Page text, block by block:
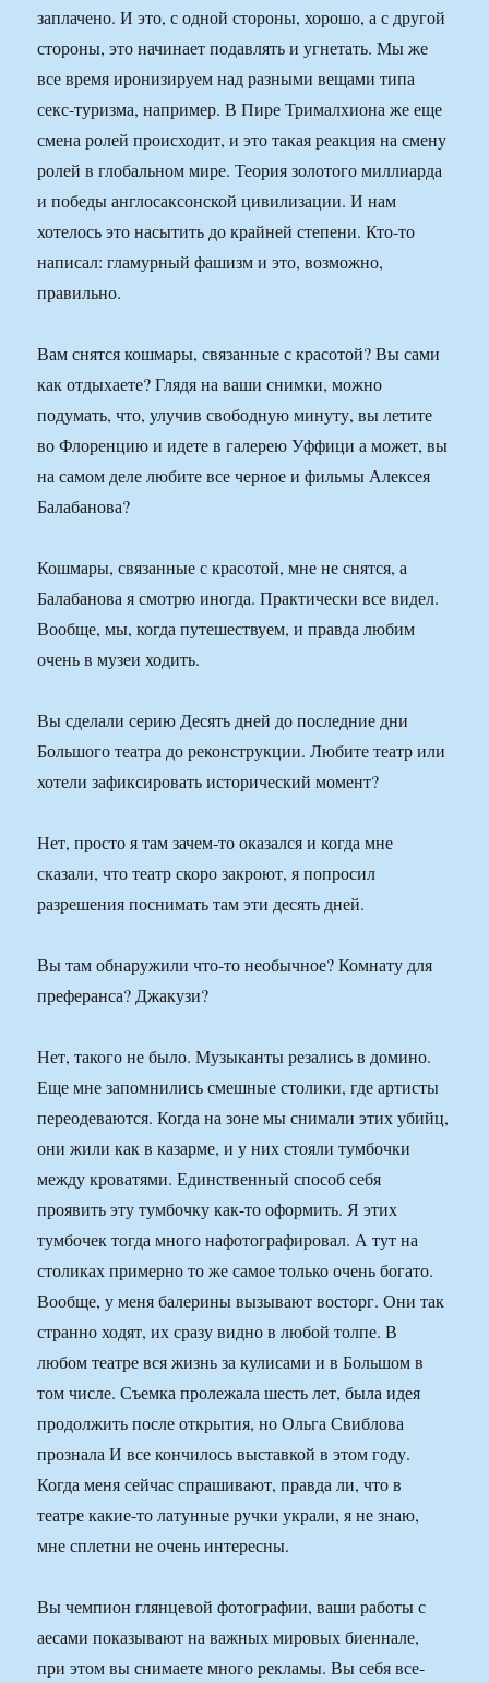
заплачено. И это, с одной стороны, хорошо, а с другой
стороны, это начинает подавлять и угнетать. Мы же
все время иронизируем над разными вещами типа
секс-туризма, например. В Пире Трималхиона же еще
смена ролей происходит, и это такая реакция на смену
ролей в глобальном мире. Теория золотого миллиарда
и победы англосаксонской цивилизации. И нам
хотелось это насытить до крайней степени. Кто-то
написал: гламурный фашизм и это, возможно,
правильно.
Вам снятся кошмары, связанные с красотой? Вы сами
как отдыхаете? Глядя на ваши снимки, можно
подумать, что, улучив свободную минуту, вы летите
во Флоренцию и идете в галерею Уффици а может, вы
на самом деле любите все черное и фильмы Алексея
Балабанова?
Кошмары, связанные с красотой, мне не снятся, а
Балабанова я смотрю иногда. Практически все видел.
Вообще, мы, когда путешествуем, и правда любим
очень в музеи ходить.
Вы сделали серию Десять дней до последние дни
Большого театра до реконструкции. Любите театр или
хотели зафиксировать исторический момент?
Нет, просто я там зачем-то оказался и когда мне
сказали, что театр скоро закроют, я попросил
разрешения поснимать там эти десять дней.
Вы там обнаружили что-то необычное? Комнату для
преферанса? Джакузи?
Нет, такого не было. Музыканты резались в домино.
Еще мне запомнились смешные столики, где артисты
переодеваются. Когда на зоне мы снимали этих убийц,
они жили как в казарме, и у них стояли тумбочки
между кроватями. Единственный способ себя
проявить эту тумбочку как-то оформить. Я этих
тумбочек тогда много нафотографировал. А тут на
столиках примерно то же самое только очень богато.
Вообще, у меня балерины вызывают восторг. Они так
странно ходят, их сразу видно в любой толпе. В
любом театре вся жизнь за кулисами и в Большом в
том числе. Съемка пролежала шесть лет, была идея
продолжить после открытия, но Ольга Свиблова
прознала И все кончилось выставкой в этом году.
Когда меня сейчас спрашивают, правда ли, что в
театре какие-то латунные ручки украли, я не знаю,
мне сплетни не очень интересны.
Вы чемпион глянцевой фотографии, ваши работы с
аесами показывают на важных мировых биеннале,
при этом вы снимаете много рекламы. Вы себя все-